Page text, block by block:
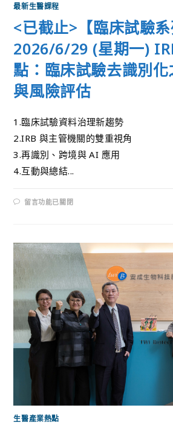
最新生醫課程
<已截止>【臨床試驗系
2026/6/29 (星期一)
點：臨床試驗去識別
與風險評估
1.臨床試驗資料治理新趨勢
2.IRB 與主管機關的雙重視角
3.再識別、跨境與 AI 應用
4.互動與總結...
留言功能已關閉
生醫產業熱點